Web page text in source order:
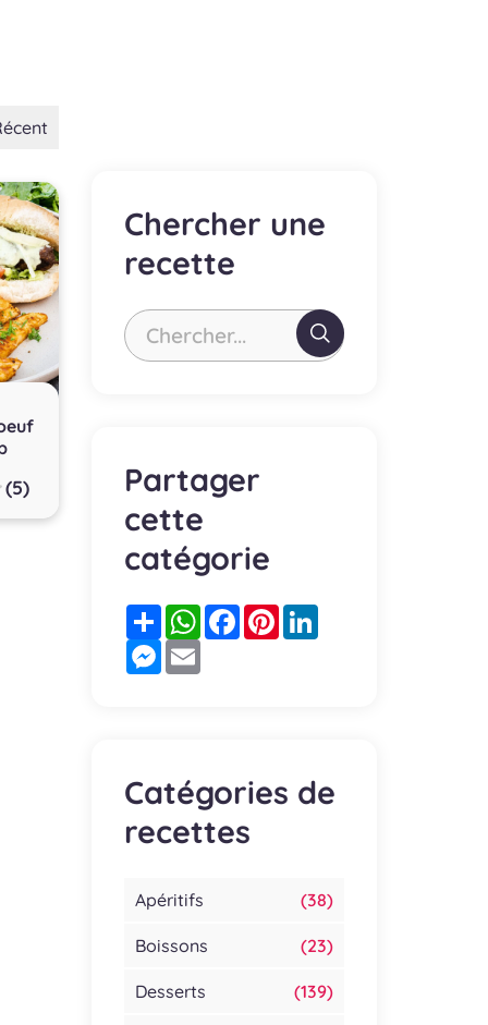
(5)
Chercher une
recette
Chercher...
Partager
cette
catégorie
PartagerWhatsApp
Facebook
PinterestLinkedIn
Messenger
Email
Catégories de
recettes
Apéritifs (38)
Boissons (23)
Desserts (139)